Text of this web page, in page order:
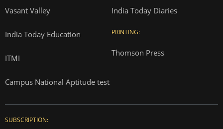
Vasant Valley
India Today Education
ITMI
Campus National Aptitude test
India Today Diaries
PRINTING:
Thomson Press
SUBSCRIPTION: